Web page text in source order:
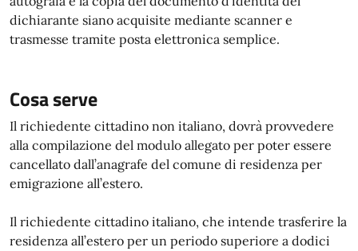
dichiarante siano acquisite mediante scanner e
trasmesse tramite posta elettronica semplice.
Cosa serve
Il richiedente cittadino non italiano, dovrà provvedere
alla compilazione del modulo allegato per poter essere
cancellato dall’anagrafe del comune di residenza per
emigrazione all’estero.
Il richiedente cittadino italiano, che intende trasferire la
residenza all’estero per un periodo superiore a dodici